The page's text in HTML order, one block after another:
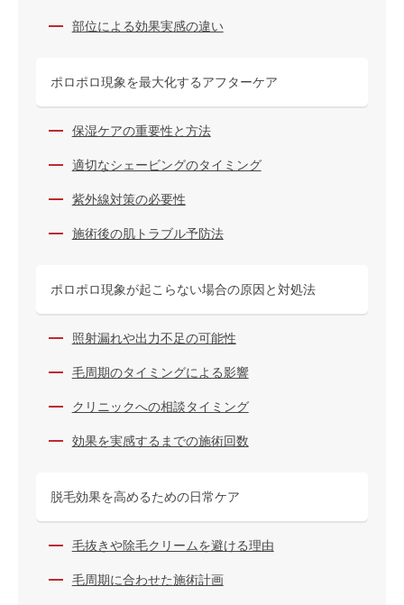
部位による効果実感の違い
ポロポロ現象を最大化するアフターケア
保湿ケアの重要性と方法
適切なシェービングのタイミング
紫外線対策の必要性
施術後の肌トラブル予防法
ポロポロ現象が起こらない場合の原因と対処法
照射漏れや出力不足の可能性
毛周期のタイミングによる影響
クリニックへの相談タイミング
効果を実感するまでの施術回数
脱毛効果を高めるための日常ケア
毛抜きや除毛クリームを避ける理由
毛周期に合わせた施術計画